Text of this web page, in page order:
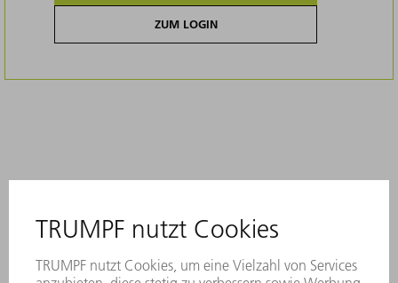
ZUM LOGIN